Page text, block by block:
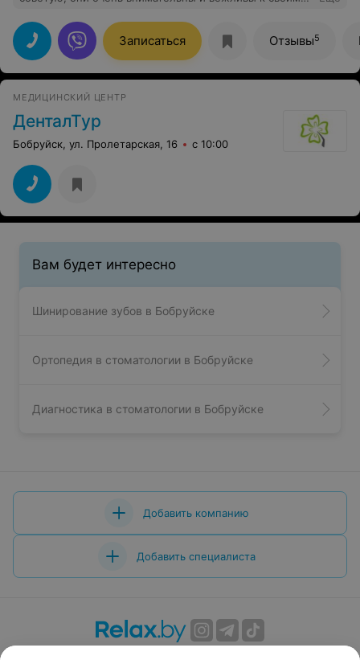
Записаться Отзывы5
МЕДИЦИНСКИЙ ЦЕНТР
ДенталТур
Бобруйск, ул. Пролетарская, 16 с 10:00
Вам будет интересно
Шинирование зубов в Бобруйске
Ортопедия в стоматологии в Бобруйске
Диагностика в стоматологии в Бобруйске
Добавить компанию
Добавить специалиста